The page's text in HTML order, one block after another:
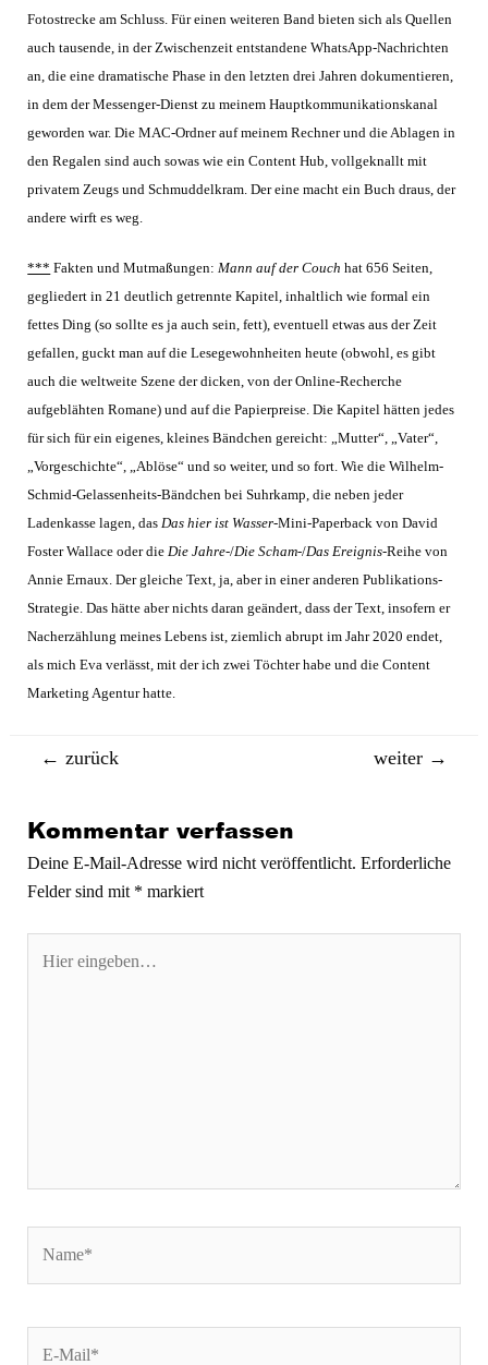
Fotostrecke am Schluss. Für einen weiteren Band bieten sich als Quellen
auch tausende, in der Zwischenzeit entstandene WhatsApp-Nachrichten
an, die eine dramatische Phase in den letzten drei Jahren dokumentieren,
in dem der Messenger-Dienst zu meinem Hauptkommunikationskanal
geworden war. Die MAC-Ordner auf meinem Rechner und die Ablagen in
den Regalen sind auch sowas wie ein Content Hub, vollgeknallt mit
privatem Zeugs und Schmuddelkram. Der eine macht ein Buch draus, der
andere wirft es weg.
*** Fakten und Mutmaßungen:Mann auf der Couch hat 656 Seiten,
gegliedert in 21 deutlich getrennte Kapitel, inhaltlich wie formal ein
fettes Ding (so sollte es ja auch sein, fett), eventuell etwas aus der Zeit
gefallen, guckt man auf die Lesegewohnheiten heute (obwohl, es gibt
auch die weltweite Szene der dicken, von der Online-Recherche
aufgeblähten Romane) und auf die Papierpreise. Die Kapitel hätten jedes
für sich für ein eigenes, kleines Bändchen gereicht: „Mutter“, „Vater“,
„Vorgeschichte“, „Ablöse“ und so weiter, und so fort. Wie die Wilhelm-
Schmid-Gelassenheits-Bändchen bei Suhrkamp, die neben jeder
Ladenkasse lagen, dasDas hier ist Wasser-Mini-Paperback von David
Foster Wallace oder dieDie Jahre-/Die Scham-/Das Ereignis-Reihe von
Annie Ernaux. Der gleiche Text, ja, aber in einer anderen Publikations-
Strategie. Das hätte aber nichts daran geändert, dass der Text, insofern er
Nacherzählung meines Lebens ist, ziemlich abrupt im Jahr 2020 endet,
als mich Eva verlässt, mit der ich zwei Töchter habe und die Content
Marketing Agentur hatte.
Beitragsnavigation
← zurück weiter →
Kommentar verfassen
Deine E-Mail-Adresse wird nicht veröffentlicht. Erforderliche
Felder sind mit * markiert
eingeben…